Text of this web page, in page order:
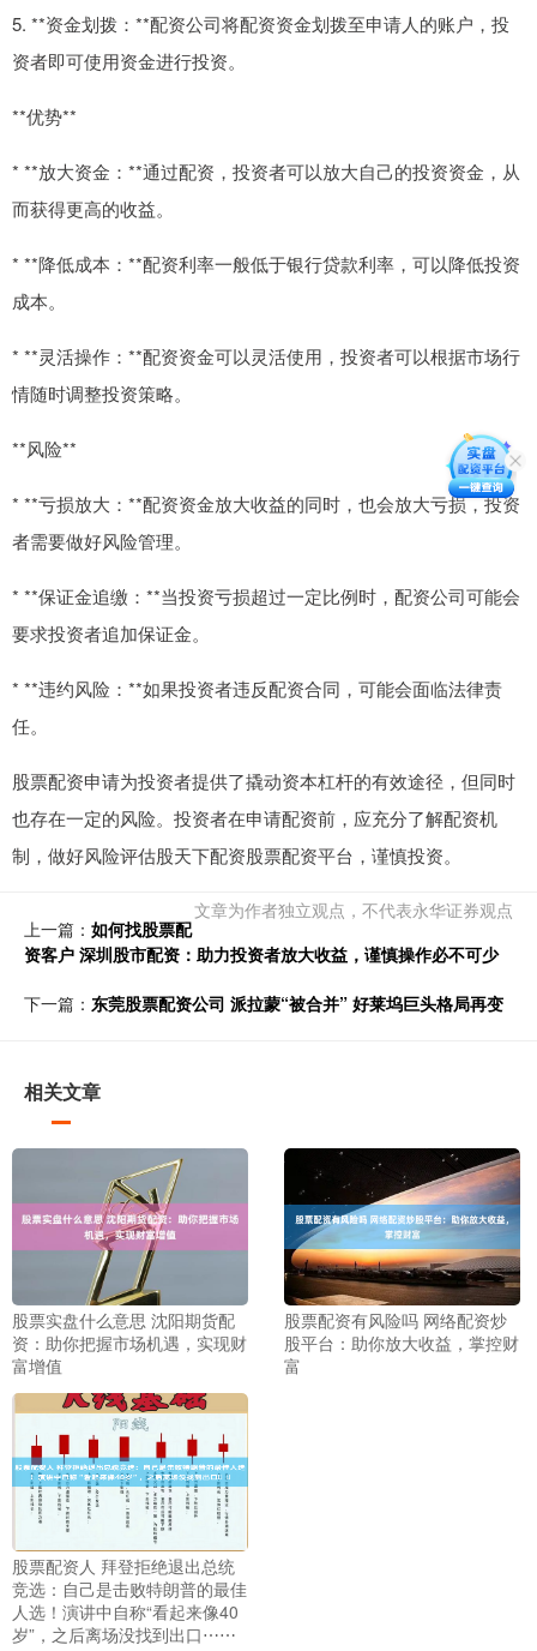
5. **资金划拨：**配资公司将配资资金划拨至申请人的账户，投
资者即可使用资金进行投资。
**优势**
* **放大资金：**通过配资，投资者可以放大自己的投资资金，从
而获得更高的收益。
* **降低成本：**配资利率一般低于银行贷款利率，可以降低投资
成本。
* **灵活操作：**配资资金可以灵活使用，投资者可以根据市场行
情随时调整投资策略。
**风险**
* **亏损放大：**配资资金放大收益的同时，也会放大亏损，投资
者需要做好风险管理。
* **保证金追缴：**当投资亏损超过一定比例时，配资公司可能会
要求投资者追加保证金。
* **违约风险：**如果投资者违反配资合同，可能会面临法律责
任。
股票配资申请为投资者提供了撬动资本杠杆的有效途径，但同时
也存在一定的风险。投资者在申请配资前，应充分了解配资机
制，做好风险评估股天下配资股票配资平台，谨慎投资。
文章为作者独立观点，不代表永华证券观点
上一篇： 如何找股票配
资客户 深圳股市配资：助力投资者放大收益，谨慎操作必不可少
下一篇： 东莞股票配资公司 派拉蒙“被合并” 好莱坞巨头格局再变
相关文章
股票实盘什么意思 沈阳期货配
资：助你把握市场机遇，实现财
富增值
股票配资有风险吗 网络配资炒
股平台：助你放大收益，掌控财
富
股票配资人 拜登拒绝退出总统
竞选：自己是击败特朗普的最佳
人选！演讲中自称“看起来像40
岁”，之后离场没找到出口⋯⋯